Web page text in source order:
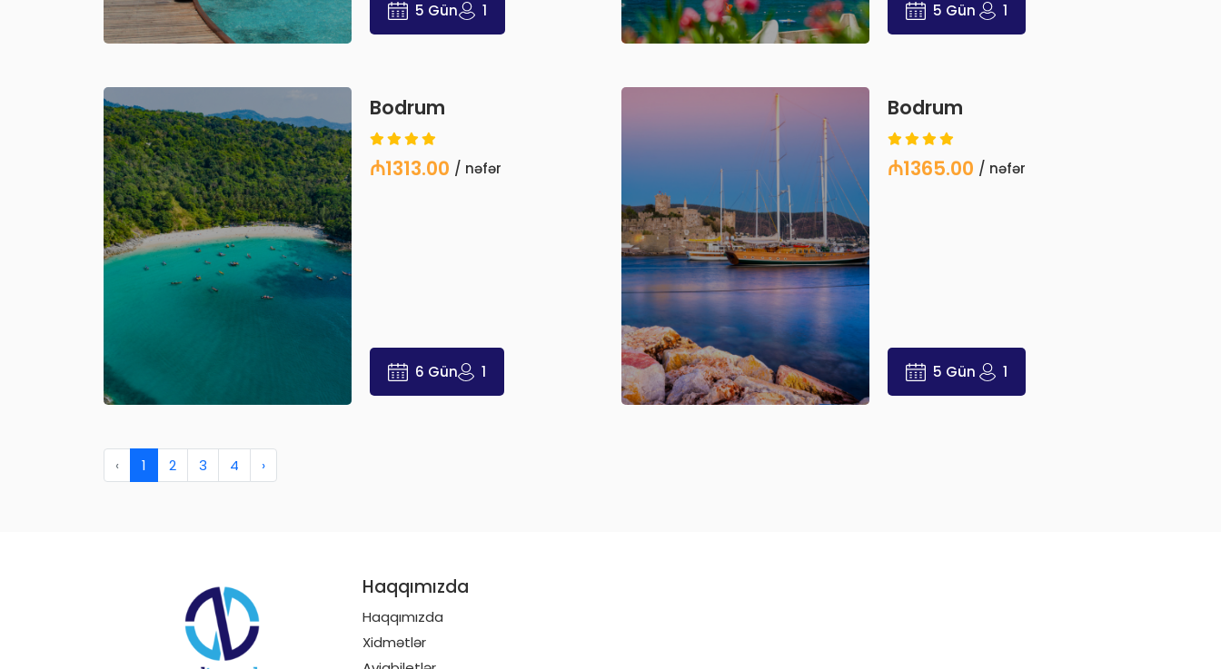
5 Gün 1 5 Gün 1
Bodrum
₼1313.00 / nəfər
6 Gün 1
Bodrum
₼1365.00 / nəfər
5 Gün 1
‹ 1 2 3 4 ›
Haqqımızda
Haqqımızda
Xidmətlər